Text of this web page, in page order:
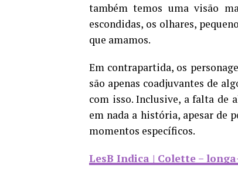
também temos uma visão
escondidas, os olhares,
que amamos.
Em contrapartida, os
são apenas coadjuvantes de
com isso. Inclusive, a falta de
em nada a história, apesar de
momentos específicos.
LesB Indica | Colette –